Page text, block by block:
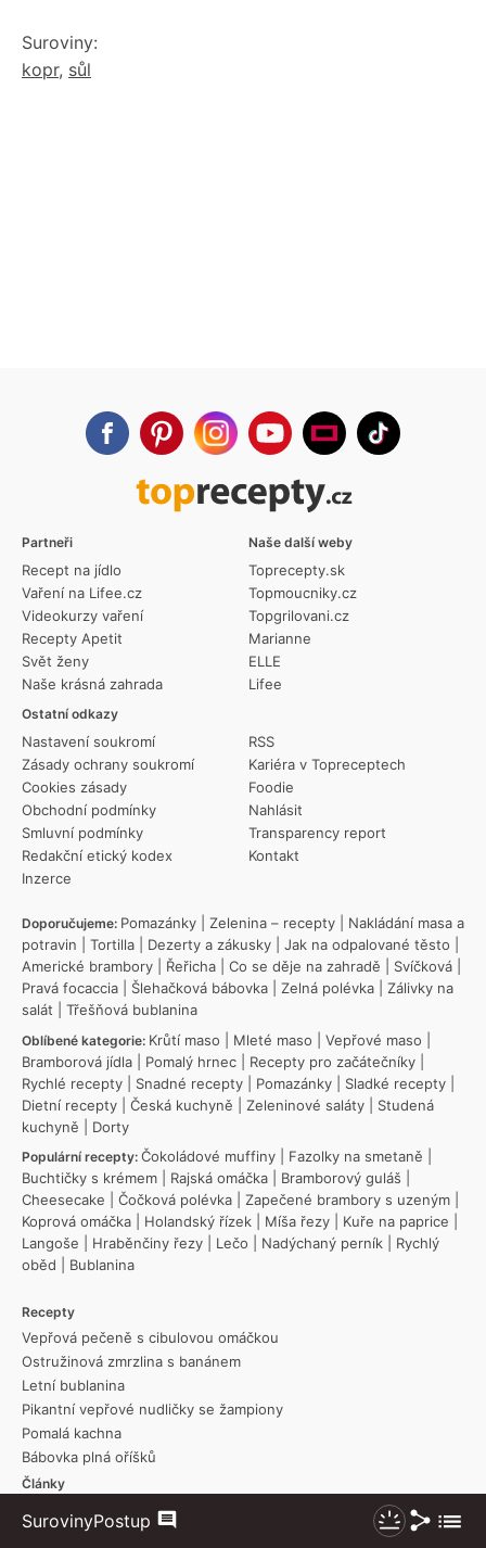
SurovinyPostup Komentáře
Nezhasínat
Sdílet
Suroviny:
kopr, sůl
Partneři
Recept na jídlo
Vaření na Lifee.cz
Videokurzy vaření
Recepty Apetit
Svět ženy
Naše krásná zahrada
Ostatní odkazy
Nastavení soukromí
Zásady ochrany soukromí
Cookies zásady
Obchodní podmínky
Smluvní podmínky
Redakční etický kodex
Inzerce
RSS
Kariéra v Topreceptech
Foodie
Nahlásit
Transparency report
Kontakt
Naše další weby
Toprecepty.sk
Topmoucniky.cz
Topgrilovani.cz
Marianne
ELLE
Lifee
Doporučujeme: Pomazánky Zelenina – recepty
Nakládání masa a
potravin
Tortilla Dezerty a zákusky Jak na odpalované těsto
Americké brambory
Řeřicha Co se děje na zahradě Svíčková
Pravá focaccia
Šlehačková bábovka Zelná polévka
Zálivky na
salát
Třešňová bublanina
Oblíbené kategorie: Krůtí maso Mleté maso Vepřové maso
Bramborová jídla
Pomalý hrnec Recepty pro začátečníky
Rychlé recepty
Snadné recepty Pomazánky Sladké recepty
Dietní recepty
Česká kuchyně Zeleninové saláty
Studená
kuchyně
Dorty
Populární recepty: Čokoládové muffiny Fazolky na smetaně
Buchtičky s krémem
Rajská omáčka Bramborový guláš
Cheesecake
Čočková polévka Zapečené brambory s uzeným
Koprová omáčka
Holandský řízek Míša řezy Kuře na paprice
Langoše
Hraběnčiny řezy Lečo Nadýchaný perník
Rychlý
oběd
Bublanina
Recepty
Vepřová pečeně s cibulovou omáčkou
Ostružinová zmrzlina s banánem
Letní bublanina
Pikantní vepřové nudličky se žampiony
Pomalá kachna
Bábovka plná oříšků
Články
Bábovka z pomazánkového másla: Tipy na vláčné těsto
Které druhy paprik jsou nejlepší do leča